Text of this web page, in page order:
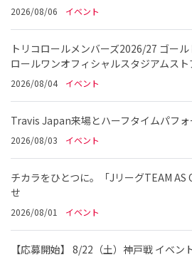
2026/08/06 イベント
トリコロールメンバーズ2026/27 ゴー
ロールワンオフィシャルスタジアムス
2026/08/04 イベント
Travis Japan来場とハーフタイムパフ
2026/08/03 イベント
チカラをひとつに。「JリーグTEAM AS
せ
2026/08/01 イベント
【応募開始】 8/22（土）神戸戦 イベン